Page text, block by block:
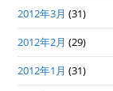
2012年3月 (31)
2012年2月 (29)
2012年1月 (31)